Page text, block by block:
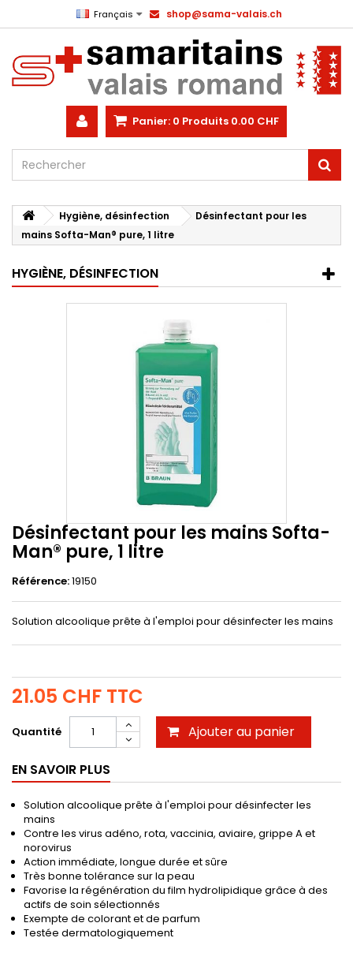
Français shop@sama-valais.ch
Panier: 0 Produits 0.00 CHF
Hygiène, désinfection
Désinfectant pour les
mains Softa-Man® pure, 1 litre
HYGIÈNE, DÉSINFECTION
Désinfectant pour les mains Softa-
Man® pure, 1 litre
Référence:19150
Solution alcoolique prête à l'emploi pour désinfecter les mains
21.05 CHF TTC
Quantité Ajouter au panier
EN SAVOIR PLUS
Solution alcoolique prête à l'emploi pour désinfecter les
mains
Contre les virus adéno, rota, vaccinia, aviaire, grippe A et
norovirus
Action immédiate, longue durée et sûre
Très bonne tolérance sur la peau
Favorise la régénération du film hydrolipidique grâce à des
actifs de soin sélectionnés
Exempte de colorant et de parfum
Testée dermatologiquement